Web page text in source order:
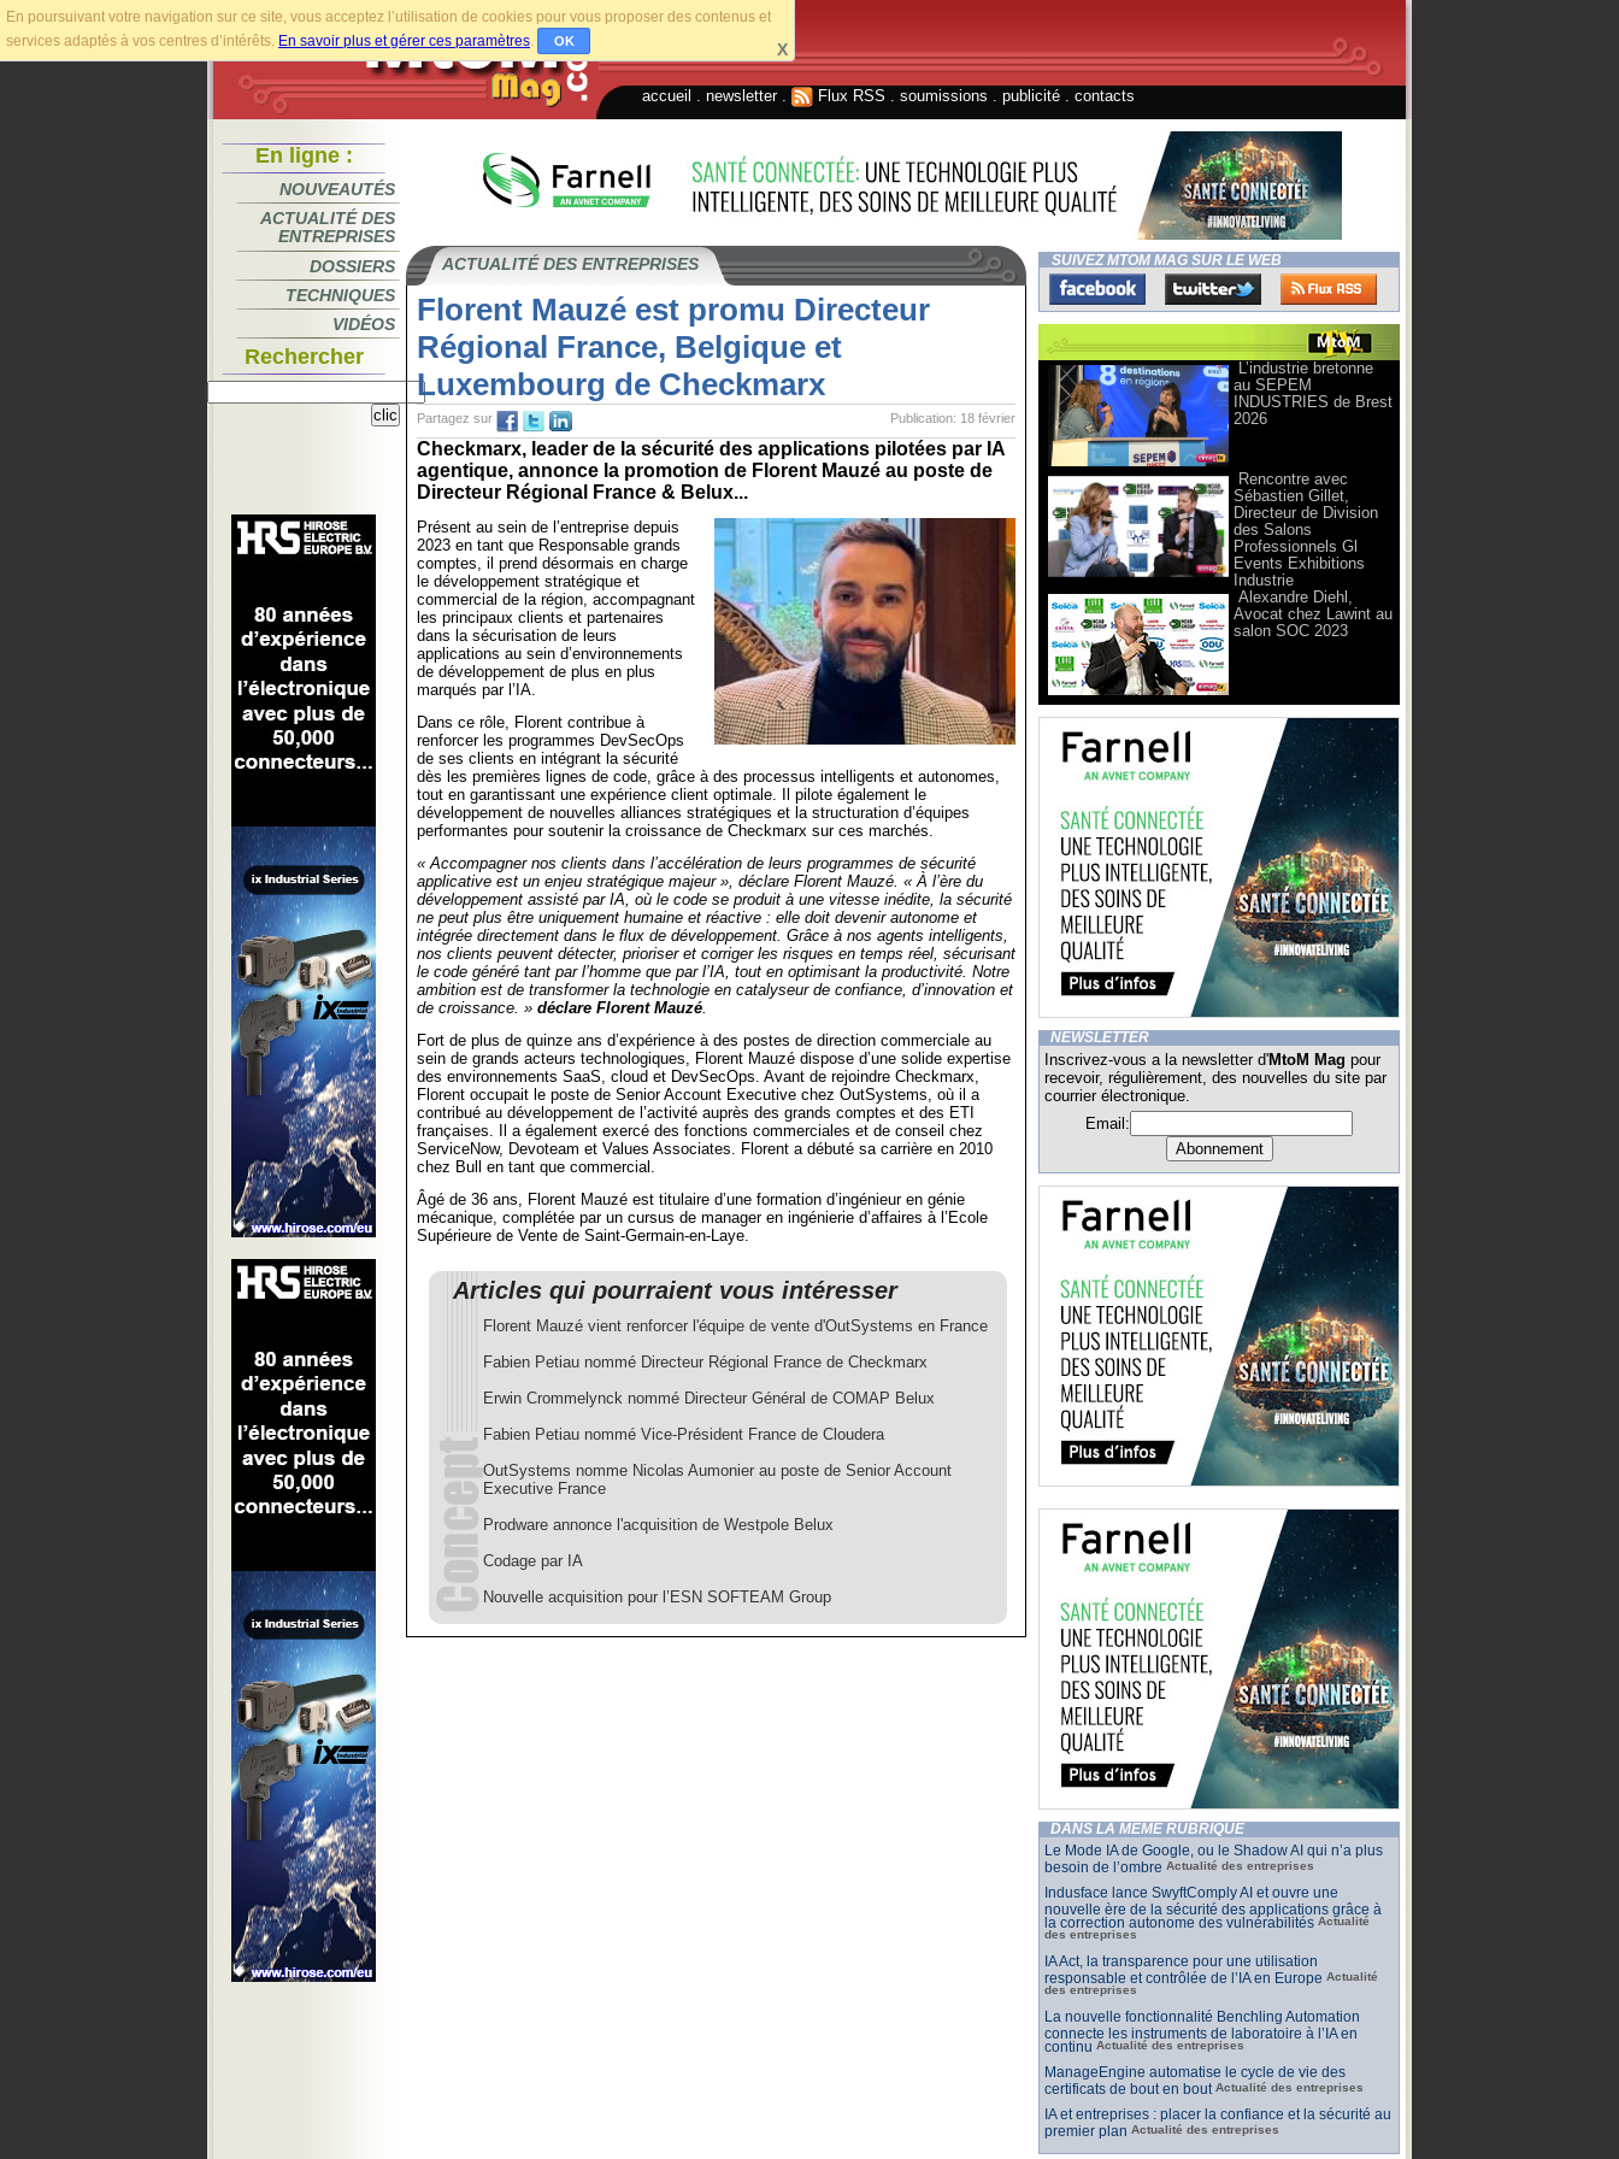
En poursuivant votre navigation sur ce site, vous acceptez l’utilisation de cookies pour vous proposer des contenus et
services adaptés à vos centres d’intérêts. En savoir plus et gérer ces paramètres. OK X
accueil newsletter. Flux RSS soumissions publicité contacts
En ligne :
NOUVEAUTÉS
ACTUALITÉ DES
ENTREPRISES
DOSSIERS
TECHNIQUES
VIDÉOS
Rechercher
ACTUALITÉ DES ENTREPRISES
Florent Mauzé est promu Directeur
Régional France, Belgique et
Luxembourg de Checkmarx
Publication: 18 février
Partagez sur
Checkmarx, leader de la sécurité des applications pilotées par IA
agentique, annonce la promotion de Florent Mauzé au poste de
Directeur Régional France & Belux...
Présent au sein de l’entreprise depuis
2023 en tant que Responsable grands
comptes, il prend désormais en charge
le développement stratégique et
commercial de la région, accompagnant
les principaux clients et partenaires
dans la sécurisation de leurs
applications au sein d’environnements
de développement de plus en plus
marqués par l’IA.
Dans ce rôle, Florent contribue à
renforcer les programmes DevSecOps
de ses clients en intégrant la sécurité
dès les premières lignes de code, grâce à des processus intelligents et autonomes,
tout en garantissant une expérience client optimale. Il pilote également le
développement de nouvelles alliances stratégiques et la structuration d’équipes
performantes pour soutenir la croissance de Checkmarx sur ces marchés.
« Accompagner nos clients dans l’accélération de leurs programmes de sécurité
applicative est un enjeu stratégique majeur », déclare Florent Mauzé. « À l’ère du
développement assisté par IA, où le code se produit à une vitesse inédite, la sécurité
ne peut plus être uniquement humaine et réactive : elle doit devenir autonome et
intégrée directement dans le flux de développement. Grâce à nos agents intelligents,
nos clients peuvent détecter, prioriser et corriger les risques en temps réel, sécurisant
le code généré tant par l’homme que par l’IA, tout en optimisant la productivité. Notre
ambition est de transformer la technologie en catalyseur de confiance, d’innovation et
de croissance. » déclare Florent Mauzé.
Fort de plus de quinze ans d’expérience à des postes de direction commerciale au
sein de grands acteurs technologiques, Florent Mauzé dispose d’une solide expertise
des environnements SaaS, cloud et DevSecOps. Avant de rejoindre Checkmarx,
Florent occupait le poste de Senior Account Executive chez OutSystems, où il a
contribué au développement de l’activité auprès des grands comptes et des ETI
françaises. Il a également exercé des fonctions commerciales et de conseil chez
ServiceNow, Devoteam et Values Associates. Florent a débuté sa carrière en 2010
chez Bull en tant que commercial.
Âgé de 36 ans, Florent Mauzé est titulaire d’une formation d’ingénieur en génie
mécanique, complétée par un cursus de manager en ingénierie d’affaires à l’Ecole
Supérieure de Vente de Saint-Germain-en-Laye.
Articles qui pourraient vous intéresser
Florent Mauzé vient renforcer l'équipe de vente d'OutSystems en France
Fabien Petiau nommé Directeur Régional France de Checkmarx
Erwin Crommelynck nommé Directeur Général de COMAP Belux
Fabien Petiau nommé Vice-Président France de Cloudera
OutSystems nomme Nicolas Aumonier au poste de Senior Account
Executive France
Prodware annonce l'acquisition de Westpole Belux
Codage par IA
Nouvelle acquisition pour l’ESN SOFTEAM Group
SUIVEZ MTOM MAG SUR LE WEB
L’industrie bretonne
au SEPEM
INDUSTRIES de Brest
2026
Rencontre avec
Sébastien Gillet,
Directeur de Division
des Salons
Professionnels Gl
Events Exhibitions
Industrie
Alexandre Diehl,
Avocat chez Lawint au
salon SOC 2023
NEWSLETTER
Inscrivez-vous a la newsletter d'MtoM Mag pour
recevoir, régulièrement, des nouvelles du site par
courrier électronique.
Email:
DANS LA MÊME RUBRIQUE
Le Mode IA de Google, ou le Shadow AI qui n’a plus
besoin de l’ombre Actualité des entreprises
Indusface lance SwyftComply AI et ouvre une
nouvelle ère de la sécurité des applications grâce à
la correction autonome des vulnérabilités Actualité
des entreprises
IA Act, la transparence pour une utilisation
responsable et contrôlée de l’IA en Europe Actualité
des entreprises
La nouvelle fonctionnalité Benchling Automation
connecte les instruments de laboratoire à l’IA en
continu Actualité des entreprises
ManageEngine automatise le cycle de vie des
certificats de bout en bout Actualité des entreprises
IA et entreprises : placer la confiance et la sécurité au
premier plan Actualité des entreprises